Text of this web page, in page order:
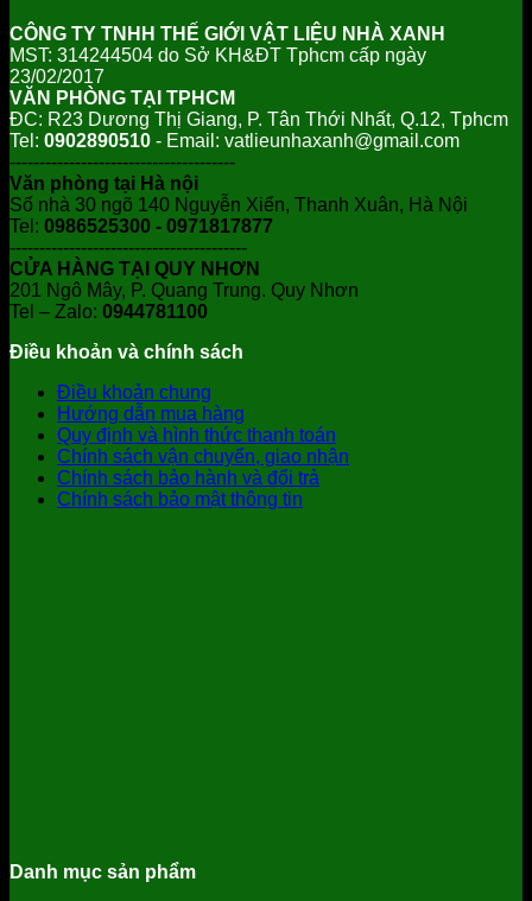
CÔNG TY TNHH THẾ GIỚI VẬT LIỆU NHÀ XANH
MST: 314244504 do Sở KH&ĐT Tphcm cấp ngày
23/02/2017
VĂN PHÒNG TẠI TPHCM
ĐC: R23 Dương Thị Giang, P. Tân Thới Nhất, Q.12, Tphcm
Tel: 0902890510 - Email: vatlieunhaxanh@gmail.com
--------------------------------------
Văn phòng tại Hà nội
Số nhà 30 ngõ 140 Nguyễn Xiển, Thanh Xuân, Hà Nội
Tel: 0986525300 - 0971817877
----------------------------------------
CỬA HÀNG TẠI QUY NHƠN
201 Ngô Mây, P. Quang Trung. Quy Nhơn
Tel – Zalo: 0944781100
Điều khoản và chính sách
Điều khoản chung
Hướng dẫn mua hàng
Quy định và hình thức thanh toán
Chính sách vận chuyển, giao nhận
Chính sách bảo hành và đổi trả
Chính sách bảo mật thông tin
Danh mục sản phẩm